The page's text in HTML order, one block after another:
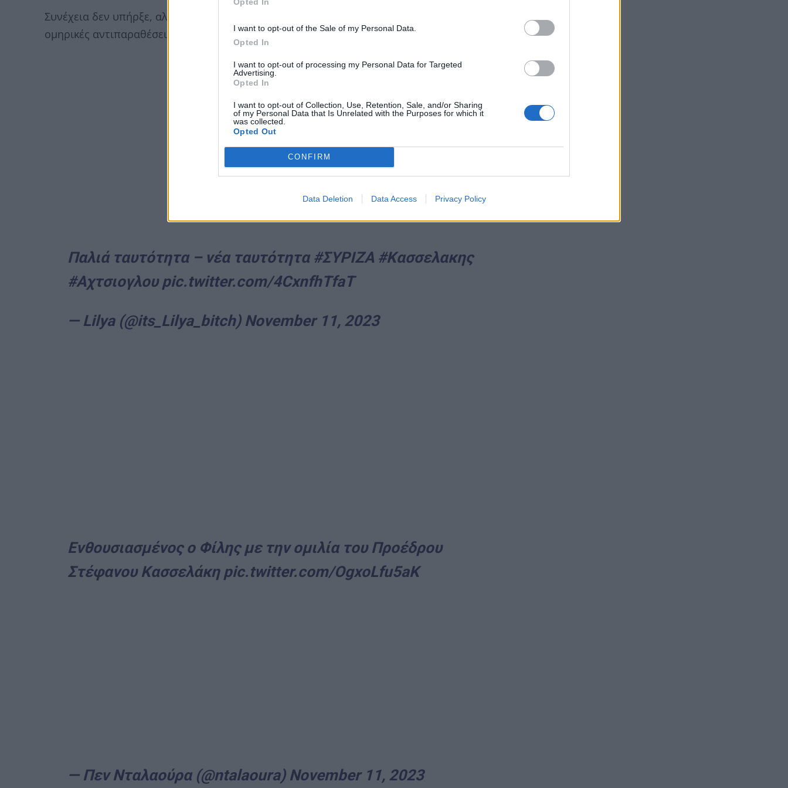
I want to opt-out of the Sale of my Personal Data.
Opted In
I want to opt-out of processing my Personal Data for Targeted
Advertising.
Opted In
I want to opt-out of Collection, Use, Retention, Sale, and/or Sharing
of my Personal Data that Is Unrelated with the Purposes for which it
was collected.
Opted Out
CONFIRM
Data Deletion Data Access Privacy Policy
Συνέχεια δεν υπήρξε, αλλά σε όλα τα κοινωνικά μέσα δόθηκε «τροφή» για να εκδηλωθούν
ομηρικές αντιπαραθέσεις «συντρόφων».
Παλιά ταυτότητα – νέα ταυτότητα #ΣΥΡΙΖΑ #Κασσελακης
#Αχτσιογλου pic.twitter.com/4CxnfhTfaT
— Lilya (@its_Lilya_bitch) November 11, 2023
Ενθουσιασμένος ο Φίλης με την ομιλία του Προέδρου
Στέφανου Κασσελάκη pic.twitter.com/OgxoLfu5aK
— Πεν Νταλαούρα (@ntalaoura) November 11, 2023